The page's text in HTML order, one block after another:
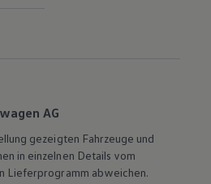
AG
gezeigten Fahrzeuge und
in einzelnen Details vom
Lieferprogramm abweichen.